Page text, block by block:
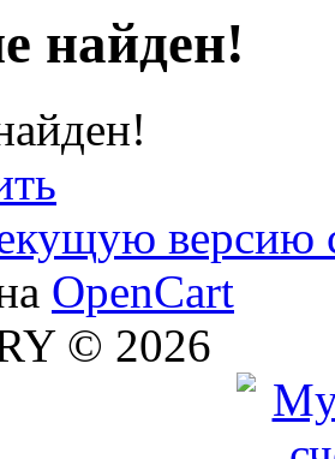
найден!
версию
OpenCart
© 2026